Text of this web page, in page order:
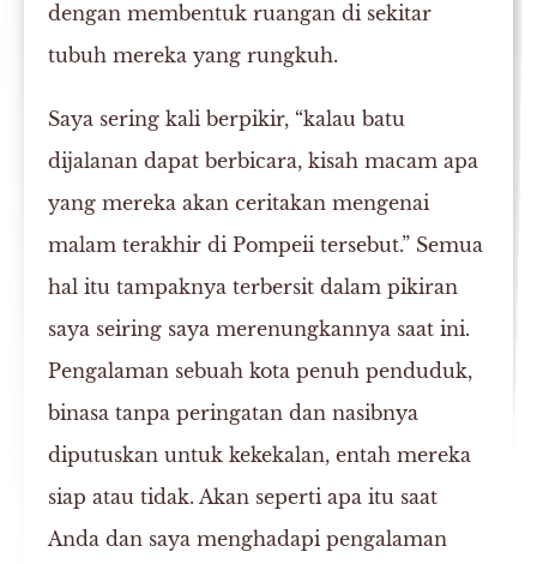
dengan membentuk ruangan di sekitar
tubuh mereka yang rungkuh.
Saya sering kali berpikir, “kalau batu
dijalanan dapat berbicara, kisah macam apa
yang mereka akan ceritakan mengenai
malam terakhir di Pompeii tersebut.” Semua
hal itu tampaknya terbersit dalam pikiran
saya seiring saya merenungkannya saat ini.
Pengalaman sebuah kota penuh penduduk,
binasa tanpa peringatan dan nasibnya
diputuskan untuk kekekalan, entah mereka
siap atau tidak. Akan seperti apa itu saat
Anda dan saya menghadapi pengalaman